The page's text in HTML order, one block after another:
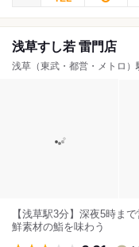
浅草すし若 雷門店
浅草（東武・都営・メトロ
【浅草駅3分】深夜5時ま
鮮素材の鮨を味わう